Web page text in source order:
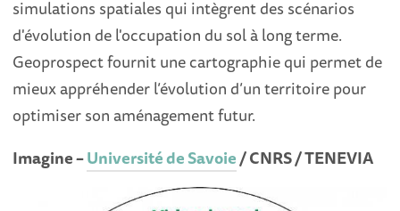
simulations spatiales qui intègrent des scénarios
d'évolution de l'occupation du sol à long terme.
Geoprospect fournit une cartographie qui permet de
mieux appréhender l’évolution d’un territoire pour
optimiser son aménagement futur.
Imagine –Université de Savoie/ CNRS / TENEVIA